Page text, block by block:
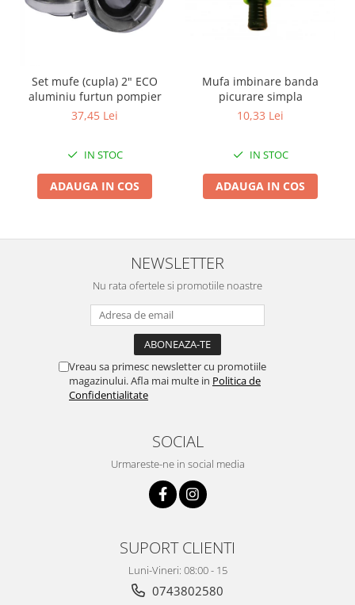
Masini de cusut si accesorii
Suflante si aspiratoare exterior
Unelte altoit
Folie si plase pt plante
Masini batut stalpi
Pentru Casa si Camping
Aragaze, plite, piese butelii de
Accesorii aragaze & butelii
Pirostrii si accesorii pentru gatit
Plite & aragaze
Prelungitoare & cabluri electrice
Lumina de crestere pentru plante
Set mufe (cupla) 2" ECO
aluminiu furtun pompier
37,45 Lei
IN STOC
ADAUGA IN COS
Mufa imbinare banda
picurare simpla
10,33 Lei
IN STOC
ADAUGA IN COS
NEWSLETTER
Nu rata ofertele si promotiile noastre
Vreau sa primesc newsletter cu promotiile
magazinului. Afla mai multe in Politica de
Confidentialitate
SOCIAL
Urmareste-ne in social media
SUPORT CLIENTI
Luni-Vineri: 08:00 - 15
0743802580